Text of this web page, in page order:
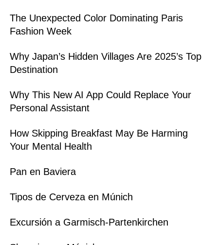
The Unexpected Color Dominating Paris
Fashion Week
Why Japan’s Hidden Villages Are 2025’s Top
Destination
Why This New AI App Could Replace Your
Personal Assistant
How Skipping Breakfast May Be Harming
Your Mental Health
Pan en Baviera
Tipos de Cerveza en Múnich
Excursión a Garmisch-Partenkirchen